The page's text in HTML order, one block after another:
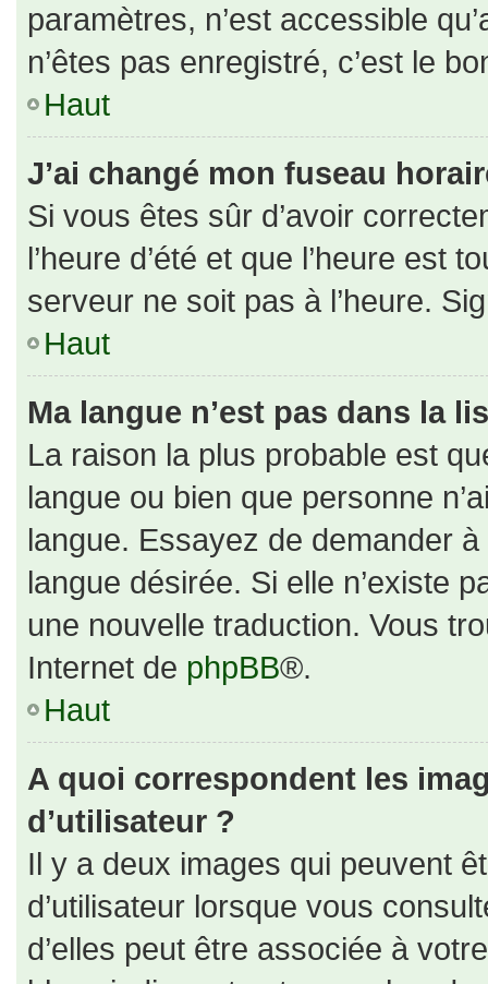
paramètres, n’est accessible
n’êtes pas enregistré, c’est le
Haut
J’ai changé mon fuseau
Si vous êtes sûr d’avoir
l’heure d’été et que l’heure est
serveur ne soit pas à l’heure.
Haut
Ma langue n’est pas dans la
La raison la plus probable est
langue ou bien que personne
langue. Essayez de demander
langue désirée. Si elle n’existe
une nouvelle traduction. Vous
Internet de phpBB®.
Haut
A quoi correspondent les
d’utilisateur ?
Il y a deux images qui peuvent
d’utilisateur lorsque vous
d’elles peut être associée à